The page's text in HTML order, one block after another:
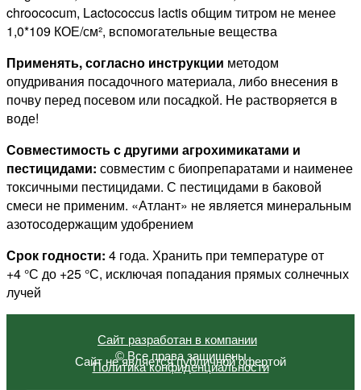
chroococum, Lactococcus lac­tis общим титром не менее
1,0*109 КОЕ/см², вспомогательные вещества
Применять, согласно инструкции методом
опудривания посадочного материала, либо внесения в
почву перед посевом или посадкой. Не растворяется в
воде!
Совместимость с другими агрохимикатами и
пестицидами: совместим с биопрепаратами и наименее
токсичными пестицидами. С пестицидами в баковой
смеси не применим. «Атлант» не является минеральным
азотосодержащим удобрением
Срок годности: 4 года. Хранить при температуре от
+4 °С до +25 °С, исключая попадания прямых сол­неч­ных
лучей
Сайт разработан в компании
© Все права защищены
Сайт не является публичной офертой
Политика конфиденциальности